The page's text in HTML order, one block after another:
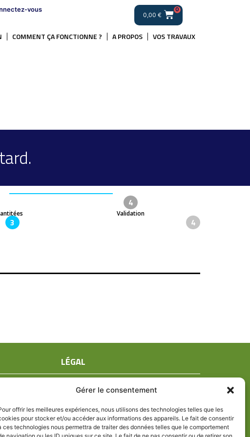
Gérer le consentement
offrir les meilleures expériences, nous utilisons des technologies telles que les
pour stocker et/ou accéder aux informations des appareils. Le fait de consentir
ces technologies nous permettra de traiter des données telles que le comportement
vous
0,00 €
0
COMMENT ÇA FONCTIONNE ? A PROPOS VOS TRAVAUX
4
Validation
3 4
LÉGAL
Mentions légales
Politique de confidentialité
Politique de cookies (UE)